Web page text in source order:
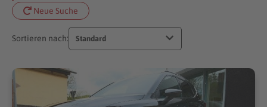
Neue Suche
Sortieren nach: Standard